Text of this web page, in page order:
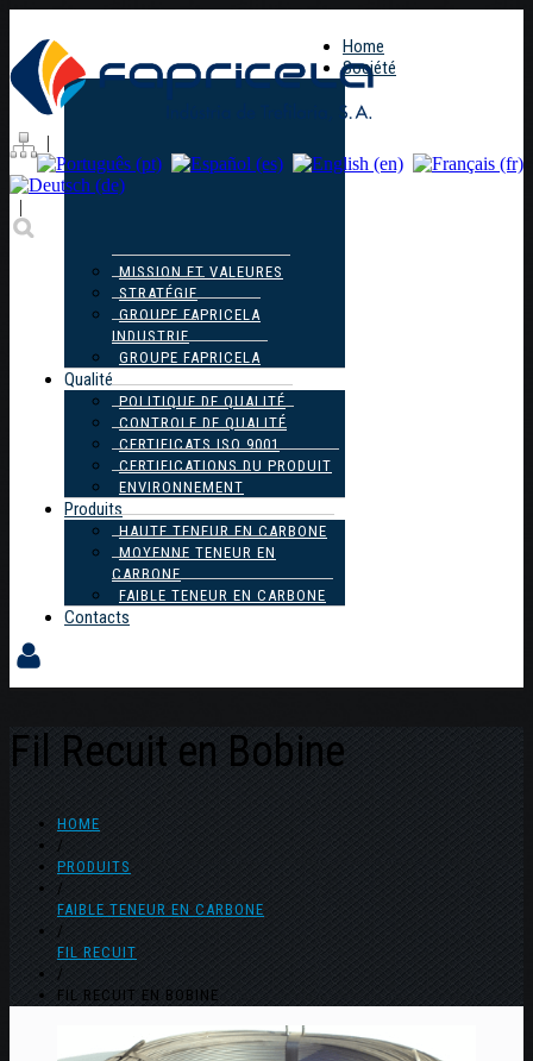
|
|
Home
Société
MISSION ET VALEURES
STRATÉGIE
GROUPE FAPRICELA
INDUSTRIE
GROUPE FAPRICELA
Qualité
POLITIQUE DE QUALITÉ
CONTROLE DE QUALITÉ
CERTIFICATS ISO 9001
CERTIFICATIONS DU PRODUIT
ENVIRONNEMENT
Produits
HAUTE TENEUR EN CARBONE
MOYENNE TENEUR EN
CARBONE
FAIBLE TENEUR EN CARBONE
Contacts
Fil Recuit en Bobine
HOME
/
PRODUITS
/
FAIBLE TENEUR EN CARBONE
/
FIL RECUIT
/
FIL RECUIT EN BOBINE